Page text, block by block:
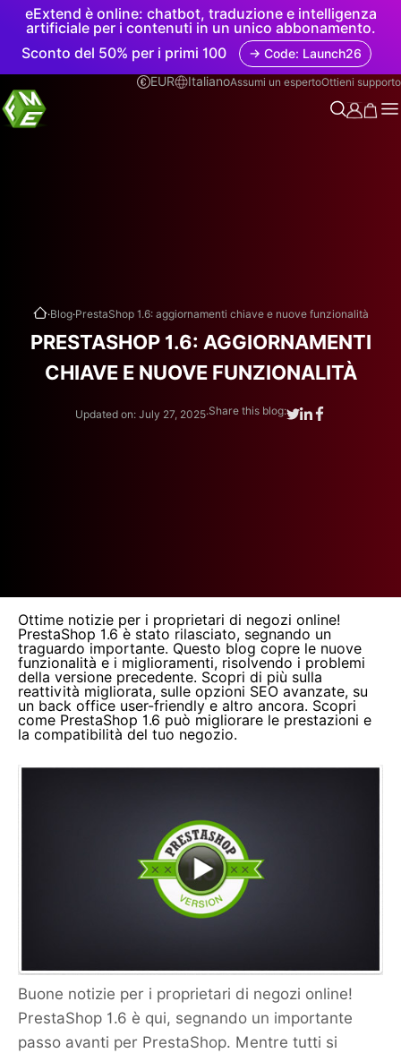
eExtend è online: chatbot, traduzione e intelligenza
artificiale per i contenuti in un unico abbonamento.
Sconto del 50% per i primi 100
→ Code: Launch26
EUR
ItalianoAssumi un espertoOttieni supporto
.Blog.PrestaShop 1.6: aggiornamenti chiave e nuove funzionalità
PRESTASHOP 1.6: AGGIORNAMENTI
CHIAVE E NUOVE FUNZIONALITÀ
Updated on: July 27, 2025.Share this blog:
Ottime notizie per i proprietari di negozi online!
PrestaShop 1.6 è stato rilasciato, segnando un
traguardo importante. Questo blog copre le nuove
funzionalità e i miglioramenti, risolvendo i problemi
della versione precedente. Scopri di più sulla
reattività migliorata, sulle opzioni SEO avanzate, su
un back office user-friendly e altro ancora. Scopri
come PrestaShop 1.6 può migliorare le prestazioni e
la compatibilità del tuo negozio.
Buone notizie per i proprietari di negozi online!
PrestaShop 1.6 è qui, segnando un importante
passo avanti per PrestaShop. Mentre tutti si